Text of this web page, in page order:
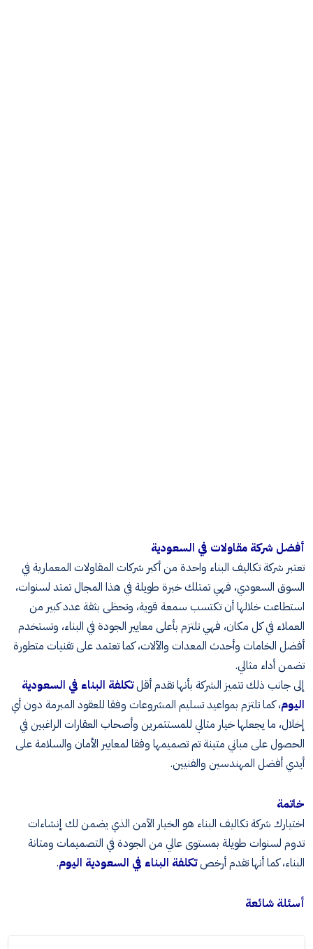
أفضل شركة مقاولات في السعودية
تعتبر شركة تكاليف البناء واحدة من أكبر شركات المقاولات المعمارية في
السوق السعودي، فهي تمتلك خبرة طويلة في هذا المجال تمتد لسنوات،
استطاعت خلالها أن تكتسب سمعة قوية، وتحظى بثقة عدد كبير من
العملاء في كل مكان، فهي تلتزم بأعلى معايير الجودة في البناء، وتستخدم
أفضل الخامات وأحدث المعدات والآلات، كما تعتمد على تقنيات متطورة
تضمن أداء مثالي.
إلى جانب ذلك تتميز الشركة بأنها تقدم أقلتكلفة البناء في السعودية
اليوم، كما تلتزم بمواعيد تسليم المشروعات وفقا للعقود المبرمة دون أي
إخلال، ما يجعلها خيار مثالي للمستثمرين وأصحاب العقارات الراغبين في
الحصول على مباني متينة تم تصميمها وفقا لمعايير الأمان والسلامة على
أيدي أفضل المهندسين والفنيين.
خاتمة
اختيارك شركة تكاليف البناء هو الخيار الآمن الذي يضمن لك إنشاءات
تدوم لسنوات طويلة بمستوى عالي من الجودة في التصميمات ومتانة
البناء، كما أنها تقدم أرخصتكلفة البناء في السعودية اليوم.
أسئلة شائعة